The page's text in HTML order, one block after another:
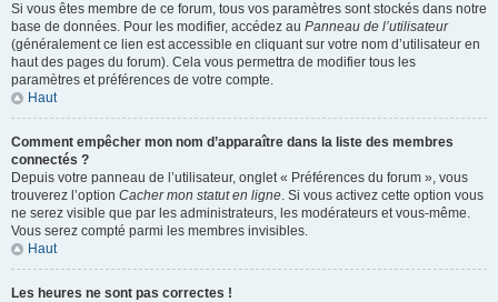
Si vous êtes membre de ce forum, tous vos paramètres sont stockés dans notre
base de données. Pour les modifier, accédez au Panneau de l’utilisateur
(généralement ce lien est accessible en cliquant sur votre nom d’utilisateur en
haut des pages du forum). Cela vous permettra de modifier tous les
paramètres et préférences de votre compte.
Haut
Comment empêcher mon nom d’apparaître dans la liste des membres
connectés ?
Depuis votre panneau de l’utilisateur, onglet « Préférences du forum », vous
trouverez l’option Cacher mon statut en ligne. Si vous activez cette option vous
ne serez visible que par les administrateurs, les modérateurs et vous-même.
Vous serez compté parmi les membres invisibles.
Haut
Les heures ne sont pas correctes !